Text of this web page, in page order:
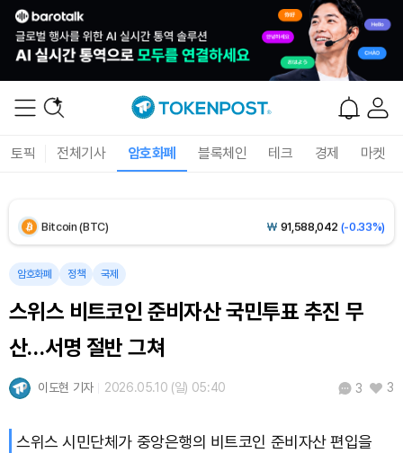
토픽 전체기사 암호화폐 블록체인 테크 경제 마켓
Solana (SOL) ₩ 103,529(-1.12%)
Bitcoin (BTC) ₩ 91,588,042 (-0.33%)
암호화폐 정책 국제
스위스 비트코인 준비자산 국민투표 추진 무
산…서명 절반 그쳐
이도현 기자 2026.05.10 (일) 05:40 3 3
스위스 시민단체가 중앙은행의 비트코인 준비자산 편입을